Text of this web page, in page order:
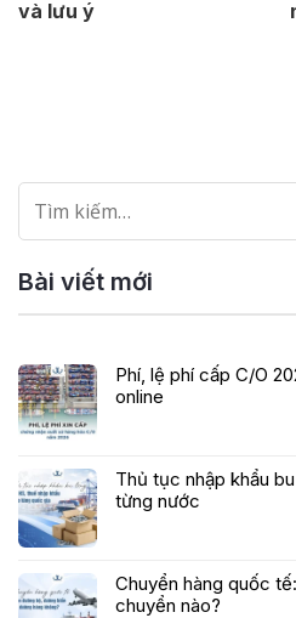
và lưu ý
Bài viết mới
Phí, lệ phí cấp C/O
online
Thủ tục nhập khẩu
từng nước
Chuyển hàng quốc
chuyển nào?